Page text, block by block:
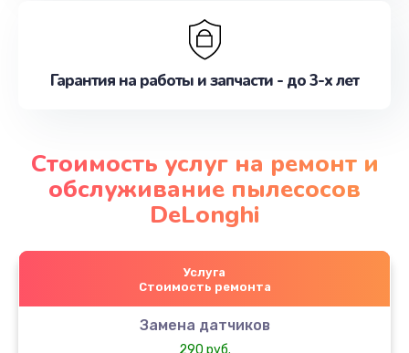
Гарантия на работы и запчасти - до 3-х лет
Стоимость услуг на ремонт и
обслуживание пылесосов
DeLonghi
Услуга
Стоимость ремонта
Замена датчиков
290 руб.